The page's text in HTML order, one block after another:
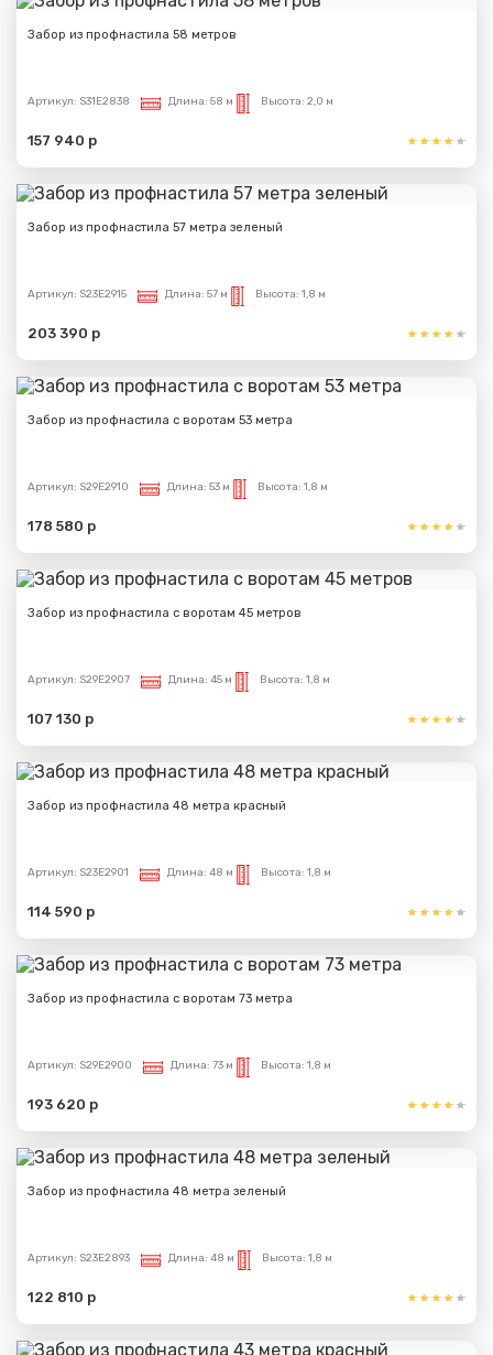
Забор из профнастила 58 метров
Артикул: S31E2838 Длина: 58 м Высота: 2,0 м
157 940 р
Забор из профнастила 57 метра зеленый
Артикул: S23E2915 Длина: 57 м Высота: 1,8 м
203 390 р
Забор из профнастила с воротам 53 метра
Артикул: S29E2910 Длина: 53 м Высота: 1,8 м
178 580 р
Забор из профнастила с воротам 45 метров
Артикул: S29E2907 Длина: 45 м Высота: 1,8 м
107 130 р
Забор из профнастила 48 метра красный
Артикул: S23E2901 Длина: 48 м Высота: 1,8 м
114 590 р
Забор из профнастила с воротам 73 метра
Артикул: S29E2900 Длина: 73 м Высота: 1,8 м
193 620 р
Забор из профнастила 48 метра зеленый
Артикул: S23E2893 Длина: 48 м Высота: 1,8 м
122 810 р